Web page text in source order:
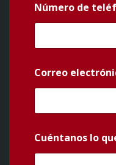
Número de
Correo
Cuéntanos lo